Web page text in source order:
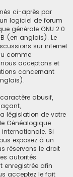
ci-après par
logiciel de forum
générale GNU 2.0
(en anglais). Le
sur internet
comme
acceptons et
concernant
abusif,
législation de votre
Généalogique
Si
exposez à un
réservons le droit
autorités
enregistrée afin
acceptez le fait